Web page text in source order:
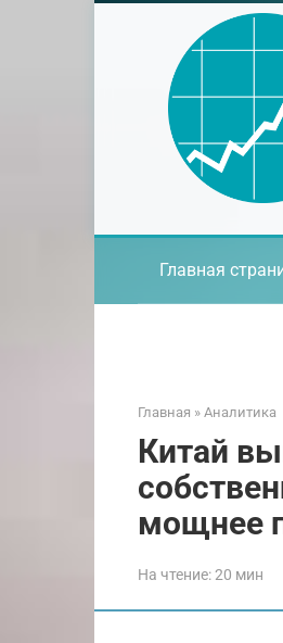
Главная
Главная » Аналитика
Китай
мощнее
На чтение:20 мин